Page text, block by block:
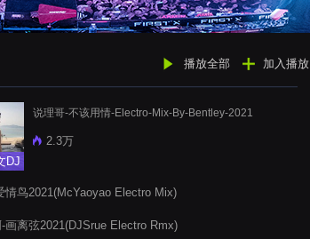
播放全部 加入播放
DJ
说理哥-不该用情-Electro-Mix-By-Bentley-2021
2.3万
情鸟2021(McYaoyao Electro Mix)
画离弦2021(DJSrue Electro Rmx)